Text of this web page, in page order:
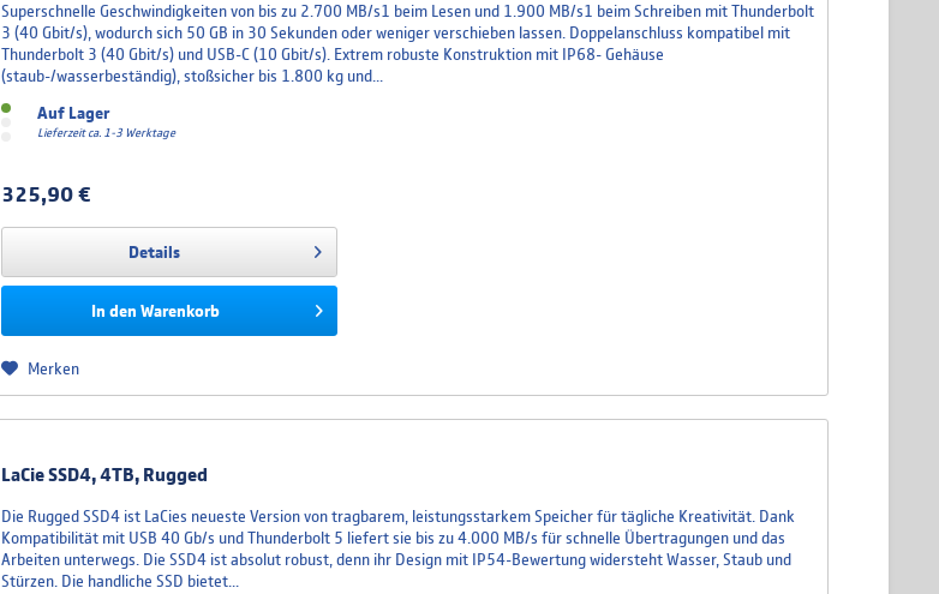
Superschnelle Geschwindigkeiten von bis zu 2.700 MB/s1 beim Lesen und 1.900 MB/s1 beim Schreiben mit Thunderbolt
3 (40 Gbit/s), wodurch sich 50 GB in 30 Sekunden oder weniger verschieben lassen. Doppelanschluss kompatibel mit
Thunderbolt 3 (40 Gbit/s) und USB-C (10 Gbit/s). Extrem robuste Konstruktion mit IP68- Gehäuse
(staub-/wasserbeständig), stoßsicher bis 1.800 kg und...
Auf Lager
Lieferzeit ca. 1-3 Werktage
325,90 €
Details
In den Warenkorb
Merken
LaCie SSD4, 4TB, Rugged
Die Rugged SSD4 ist LaCies neueste Version von tragbarem, leistungsstarkem Speicher für tägliche Kreativität. Dank
Kompatibilität mit USB 40 Gb/s und Thunderbolt 5 liefert sie bis zu 4.000 MB/s für schnelle Übertragungen und das
Arbeiten unterwegs. Die SSD4 ist absolut robust, denn ihr Design mit IP54-Bewertung widersteht Wasser, Staub und
Stürzen. Die handliche SSD bietet...